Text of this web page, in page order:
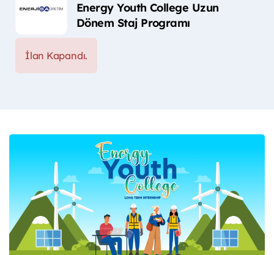
Energy Youth College Uzun
Dönem Staj Programı
İlan Kapandı.